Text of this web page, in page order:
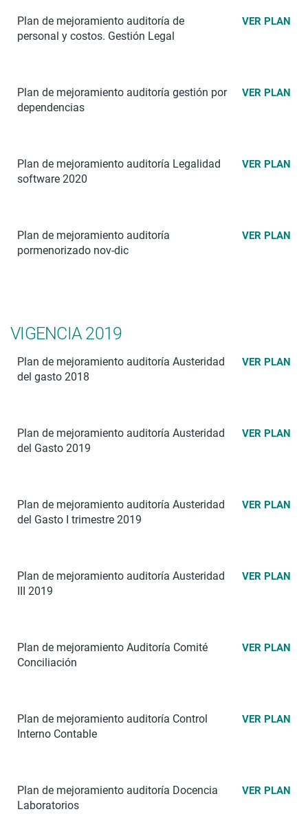
Plan de mejoramiento auditoría de
personal y costos. Gestión Legal
VER PLAN
Plan de mejoramiento auditoría gestión por
dependencias
VER PLAN
Plan de mejoramiento auditoría Legalidad
software 2020
VER PLAN
Plan de mejoramiento auditoría
pormenorizado nov-dic
VER PLAN
VIGENCIA 2019
Plan de mejoramiento auditoría Austeridad
del gasto 2018
VER PLAN
Plan de mejoramiento auditoría Austeridad
del Gasto 2019
VER PLAN
Plan de mejoramiento auditoría Austeridad
del Gasto I trimestre 2019
VER PLAN
Plan de mejoramiento auditoría Austeridad
III 2019
VER PLAN
Plan de mejoramiento Auditoría Comité
Conciliación
VER PLAN
Plan de mejoramiento auditoría Control
Interno Contable
VER PLAN
Plan de mejoramiento auditoría Docencia
Laboratorios
VER PLAN